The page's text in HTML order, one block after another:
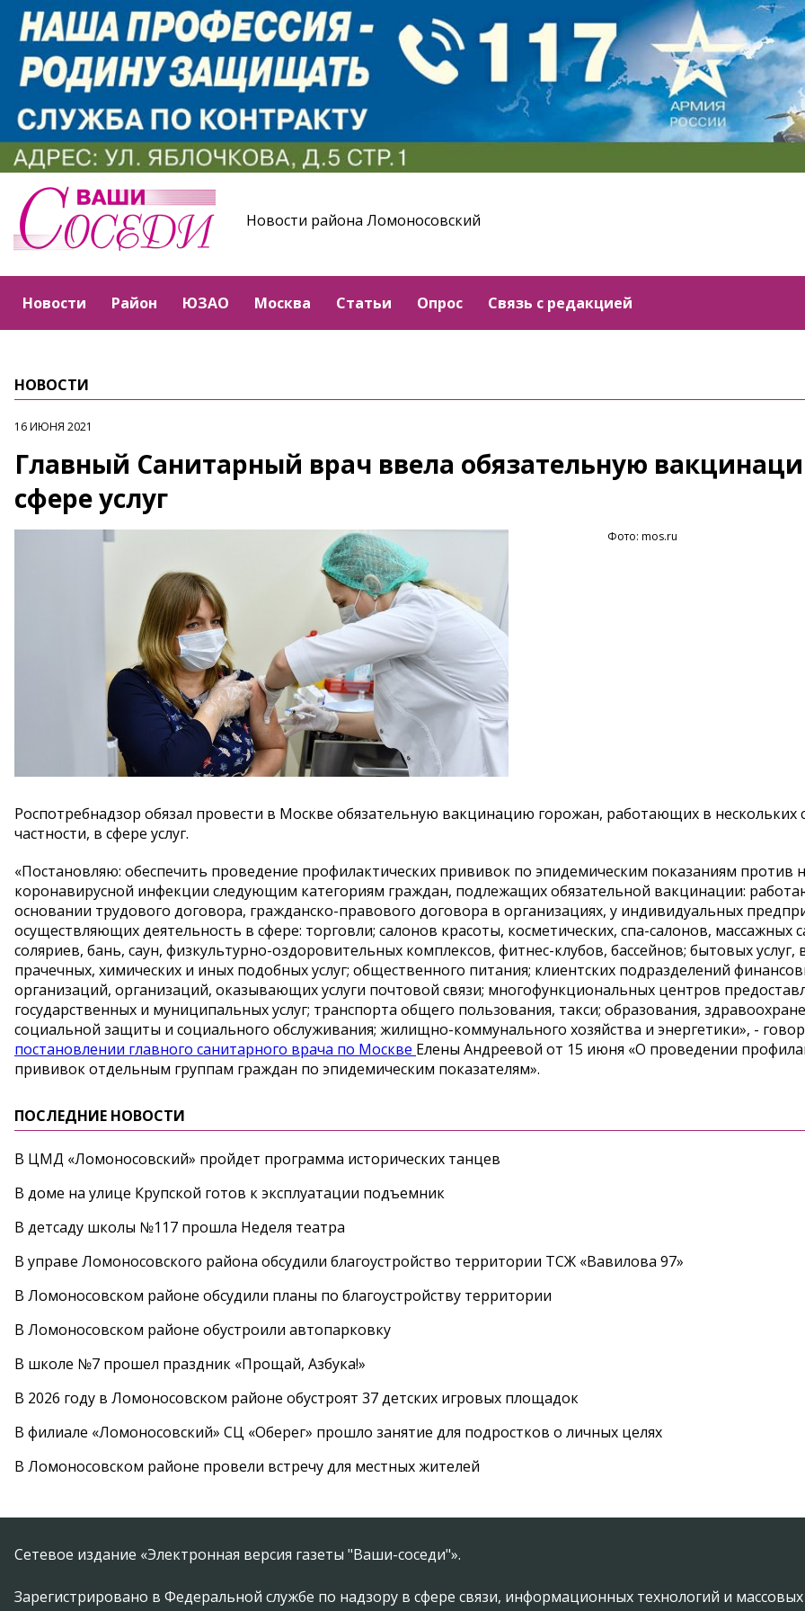
Новости района Ломоносовский
Новости Район ЮЗАО Москва Статьи Опрос Связь с редакцией
НОВОСТИ
16 ИЮНЯ 2021
Главный Санитарный врач ввела обязательную
сфере услуг
Фото: mos.ru
Роспотребнадзор обязал провести в Москве обязательную вакцинацию горожан, работающих в нескольких
частности, в сфере услуг.
«Постановляю: обеспечить проведение профилактических прививок по эпидемическим показаниям против
коронавирусной инфекции следующим категориям граждан, подлежащих обязательной вакцинации:
основании трудового договора, гражданско-правового договора в организациях, у индивидуальных
осуществляющих деятельность в сфере: торговли; салонов красоты, косметических, спа-салонов, массажных
соляриев, бань, саун, физкультурно-оздоровительных комплексов, фитнес-клубов, бассейнов; бытовых услуг,
прачечных, химических и иных подобных услуг; общественного питания; клиентских подразделений
организаций, организаций, оказывающих услуги почтовой связи; многофункциональных центров
государственных и муниципальных услуг; транспорта общего пользования, такси; образования,
социальной защиты и социального обслуживания; жилищно-коммунального хозяйства и энергетики», -
постановлении главного санитарного врача по Москве Елены Андреевой от 15 июня «О проведении
прививок отдельным группам граждан по эпидемическим показателям».
ПОСЛЕДНИЕ НОВОСТИ
В ЦМД «Ломоносовский» пройдет программа исторических танцев
В доме на улице Крупской готов к эксплуатации подъемник
В детсаду школы №117 прошла Неделя театра
В управе Ломоносовского района обсудили благоустройство территории ТСЖ «Вавилова 97»
В Ломоносовском районе обсудили планы по благоустройству территории
В Ломоносовском районе обустроили автопарковку
В школе №7 прошел праздник «Прощай, Азбука!»
В 2026 году в Ломоносовском районе обустроят 37 детских игровых площадок
В филиале «Ломоносовский» СЦ «Оберег» прошло занятие для подростков о личных целях
В Ломоносовском районе провели встречу для местных жителей
Сетевое издание «Электронная версия газеты "Ваши-соседи"».
Зарегистрировано в Федеральной службе по надзору в сфере связи, информационных технологий и